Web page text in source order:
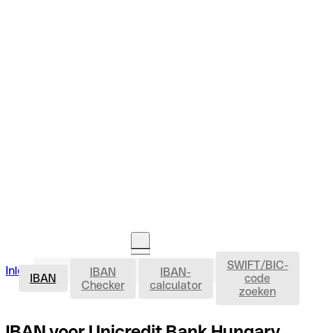
Inloggen Rekening openen IBAN
IBAN
IBAN
Checker
IBAN-
calculator
SWIFT/BIC-
code
zoeken